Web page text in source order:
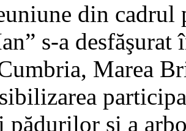
din
s-a
Marea
pădurilor şi a